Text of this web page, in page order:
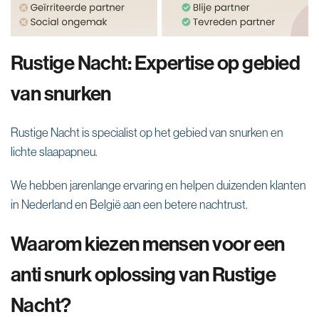
Rustige Nacht: Expertise op gebied
van snurken
Rustige Nacht is specialist op het gebied van snurken en
lichte slaapapneu.
We hebben jarenlange ervaring en helpen duizenden klanten
in Nederland en België aan een betere nachtrust.
Waarom kiezen mensen voor een
anti snurk oplossing van Rustige
Nacht?